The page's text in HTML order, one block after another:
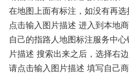
在地图上面有标注，如没有再
点击输入图片描述 进入到本地
自己的指路人地图标注服务中
片描述 搜索出来之后，选择右
请点击输入图片描述 填写自己